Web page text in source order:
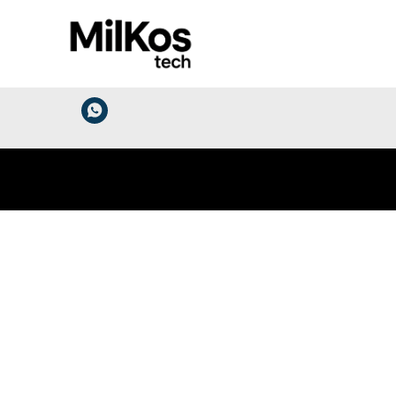
Использование контента без ссылки на сайт
Все права на контент сайта защищены
Политика конфендициальности